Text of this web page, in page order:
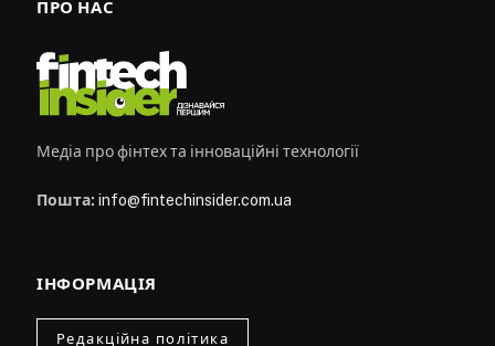
ПРО НАС
Медіа про фінтех та інноваційні технології
Пошта: info@fintechinsider.com.ua
ІНФОРМАЦІЯ
Редакційна політика